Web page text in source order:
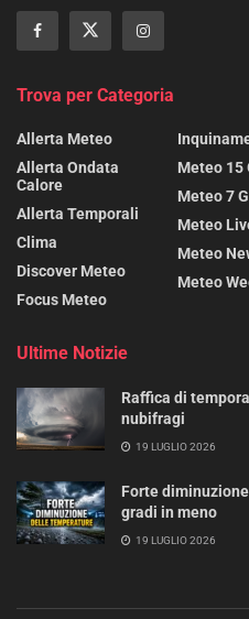
Trova per Categoria
Allerta Meteo
Allerta Ondata
Calore
Allerta Temporali
Clima
Discover Meteo
Focus Meteo
Meteo 15
Meteo 7
Meteo
Meteo
Meteo
Ultime Notizie
Raffica di
nubifragi
19 LUGLIO 2026
Forte
gradi in meno
19 LUGLIO 2026